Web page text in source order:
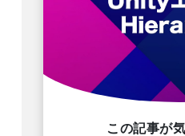
この記事が